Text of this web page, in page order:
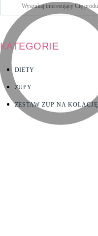
KATEGORIE
DIETY
ZUPY
ZESTAW ZUP NA KOLACJĘ